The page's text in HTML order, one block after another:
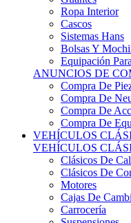
Cascos
Sistemas Hans
Bolsas Y
Equipación
ANUNCIOS DE
Compra De
Compra De
Compra De
Compra De
VEHÍCULOS
VEHÍCULOS
Clásicos De
Clásicos De
Motores
Cajas De
Carrocería
Suspensiones
Habitáculo